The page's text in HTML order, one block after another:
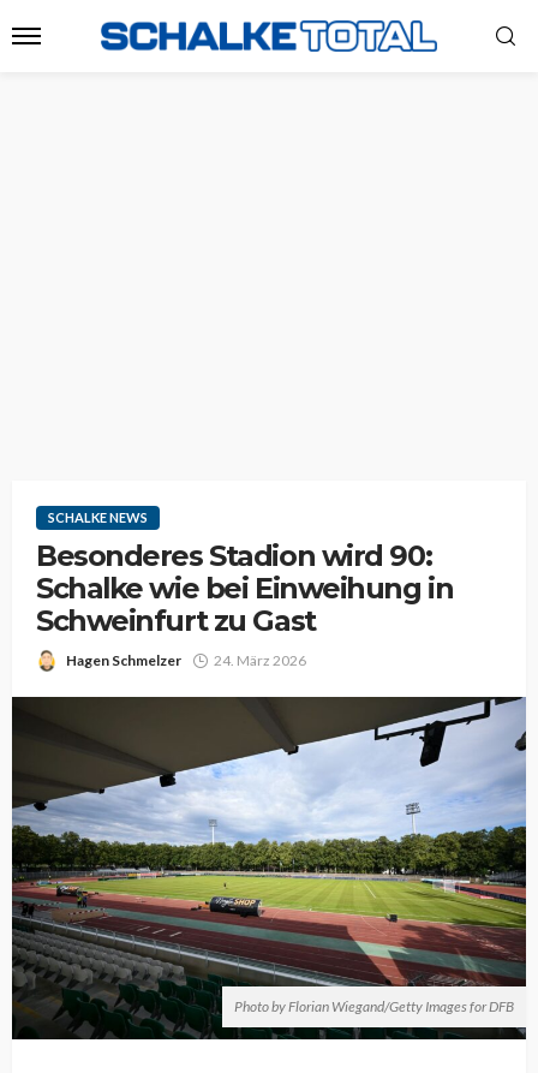
SCHALKE NEWS
Besonderes Stadion wird 90:
Schalke wie bei Einweihung in
Schweinfurt zu Gast
Hagen Schmelzer 24. März 2026
Photo by Florian Wiegand/Getty Images for DFB